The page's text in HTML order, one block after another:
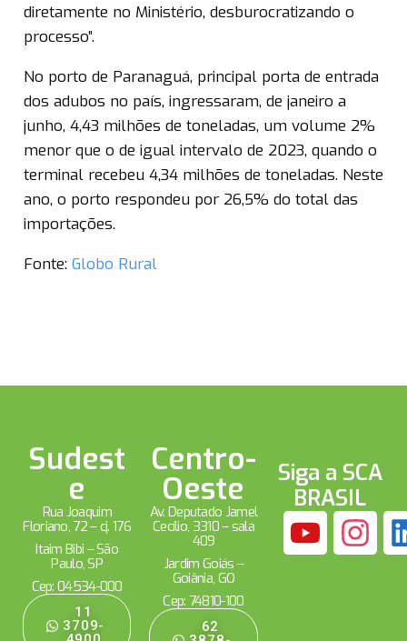
diretamente no Ministério, desburocratizando o
processo”.
No porto de Paranaguá, principal porta de entrada
dos adubos no país, ingressaram, de janeiro a
junho, 4,43 milhões de toneladas, um volume 2%
menor que o de igual intervalo de 2023, quando o
terminal recebeu 4,34 milhões de toneladas. Neste
ano, o porto respondeu por 26,5% do total das
importações.
Fonte: Globo Rural
Sudest
e
Rua Joaquim
Floriano, 72 – cj. 176
Itaim Bibi – São
Paulo, SP
Cep: 04534-000
11
3709-
Centro-
Oeste
Av. Deputado Jamel
Cecílio, 3310 – sala
409
Jardim Goiás –
Goiânia, GO
Cep: 74810-100
62
Siga a SCA
BRASIL